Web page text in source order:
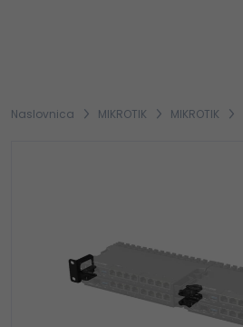
Naslovnica MIKROTIK MIKROTIK